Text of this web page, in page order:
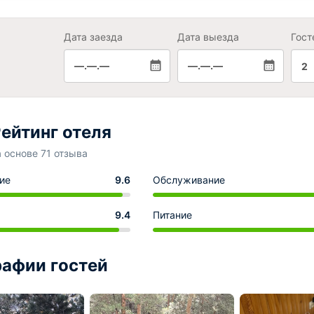
Дата заезда
—.—.—
Дата выезда
—.—.— 2
отеля
основе 71 отзыва
9.6 Обслуживание
9.4 Питание
гостей